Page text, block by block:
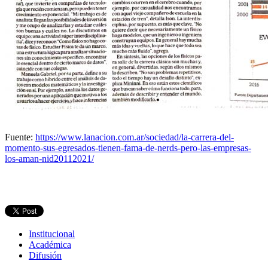
Fuente: https://www.lanacion.com.ar/sociedad/la-carrera-del-
momento-sus-egresados-tienen-fama-de-nerds-pero-las-empresas-
los-aman-nid20112021/
Institucional
Académica
Difusión